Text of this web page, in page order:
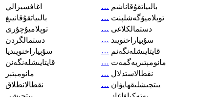
اغافسيزالي
… بالىياتقۇقاناشم
بالىياتقۇقانيىغ
… توپلاميۆگەشلېنت
توپلاميۇچۇرى
… دستمالکلاغی
دستمالگردن
… سۇبياراخنويىد
سۇبياراخنويىديا
… قايتايىشلەنگەنم
قايتايىشلەنگەنن
… مانومېتىريەگمەت
مانومېتېر
… نقطالاستدلال
نقطالانطلاق
… يىتچىشلىقھايۋان
…